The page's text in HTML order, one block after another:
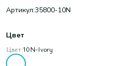
Артикул:35800-10N
Цвет
Цвет:10N-Ivory